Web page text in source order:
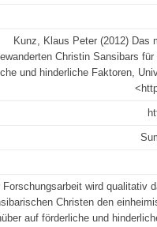
Kunz, Klaus Peter (2012) Das
Christin Sansibars
und hinderliche Faktoren,
Forschungsarbeit wird qualitativ
Christen den
auf förderliche und